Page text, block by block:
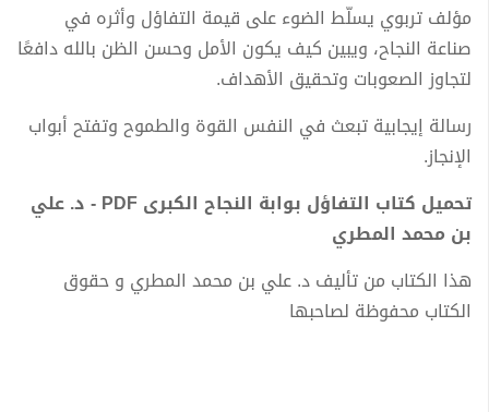
مؤلف تربوي يسلّط الضوء على قيمة التفاؤل وأثره في
صناعة النجاح، ويبين كيف يكون الأمل وحسن الظن بالله دافعًا
لتجاوز الصعوبات وتحقيق الأهداف.
رسالة إيجابية تبعث في النفس القوة والطموح وتفتح أبواب
الإنجاز.
تحميل كتاب التفاؤل بوابة النجاح الكبرى PDF - د. علي
بن محمد المطري
هذا الكتاب من تأليف د. علي بن محمد المطري و حقوق
الكتاب محفوظة لصاحبها